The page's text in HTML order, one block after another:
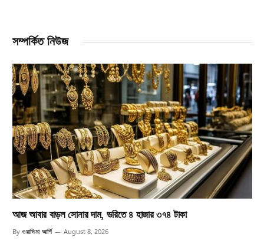
সম্পর্কিত নিউজ
আজ আবার বাড়ল সোনার দাম, ভরিতে ৪ হাজার ৩৭৪ টাকা
By ওয়াসিমা আর্শি August 8, 2026